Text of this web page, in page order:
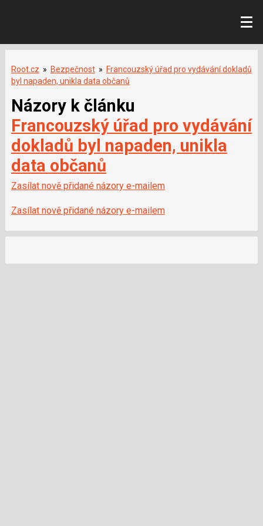
Root.cz » Bezpečnost » Francouzský úřad pro vydávání dokladů
byl napaden, unikla data občanů
Názory k článku
Francouzský úřad pro vydávání
dokladů byl napaden, unikla
data občanů
Zasílat nově přidané názory e-mailem
Zasílat nově přidané názory e-mailem